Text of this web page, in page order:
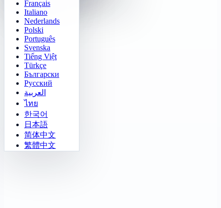
Gomoku
Français
Italiano
Nederlands
Polski
Português
Svenska
Tiếng Việt
Türkçe
Български
Русский
العربية
ไทย
한국어
日本語
简体中文
繁體中文